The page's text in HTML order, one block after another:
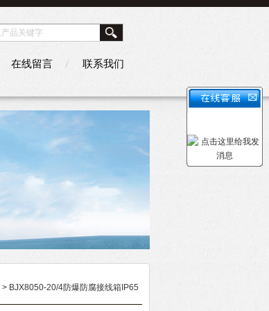
在线留言 联系我们
> BJX8050-20/4防爆防腐接线箱IP65